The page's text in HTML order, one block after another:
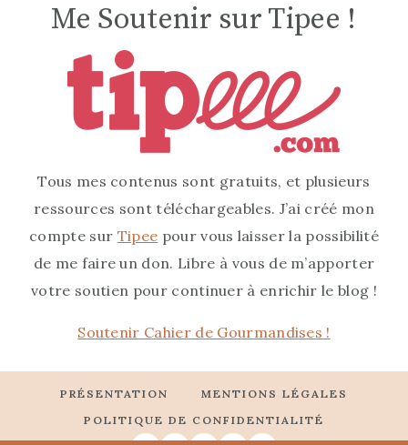
Me Soutenir sur Tipee !
Tous mes contenus sont gratuits, et plusieurs
ressources sont téléchargeables. J’ai créé mon
compte sur Tipee pour vous laisser la possibilité
de me faire un don. Libre à vous de m’apporter
votre soutien pour continuer à enrichir le blog !
Soutenir Cahier de Gourmandises !
PRÉSENTATION
MENTIONS LÉGALES
POLITIQUE DE CONFIDENTIALITÉ